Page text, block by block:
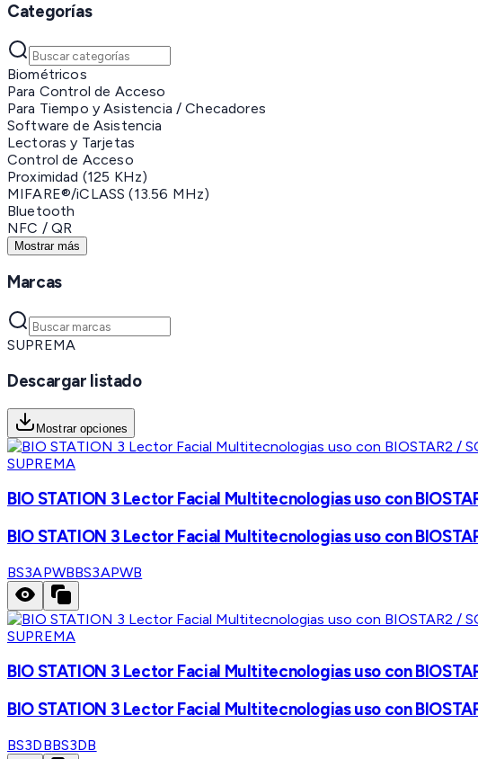
Categorías
Biométricos
Para Control de Acceso
Para Tiempo y Asistencia / Checadores
Software de Asistencia
Lectoras y Tarjetas
Control de Acceso
Proximidad (125 KHz)
MIFARE®/iCLASS (13.56 MHz)
Bluetooth
NFC / QR
Mostrar más
Marcas
SUPREMA
Descargar listado
Mostrar opciones
SUPREMA
BIO STATION 3 Lector Facial Multitecnologias uso con
BIO STATION 3 Lector Facial Multitecnologias uso con
BS3APWBBS3APWB
SUPREMA
BIO STATION 3 Lector Facial Multitecnologias uso con
BIO STATION 3 Lector Facial Multitecnologias uso con
BS3DBBS3DB